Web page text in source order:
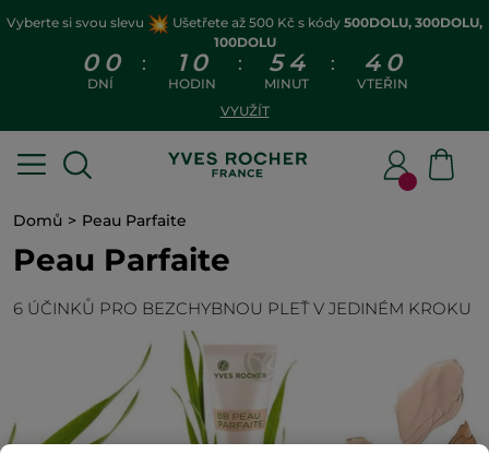
Vyberte si svou slevu Ušetřete až 500 Kč s kódy 500DOLU, 300DOLU,
100DOLU
0 0
DNÍ
: 1 0
HODIN
: 5 4
MINUT
: 4 0
VTEŘIN
VYUŽÍT
Domů Peau Parfaite
Peau Parfaite
6 ÚČINKŮ PRO BEZCHYBNOU PLEŤ V JEDINÉM KROKU